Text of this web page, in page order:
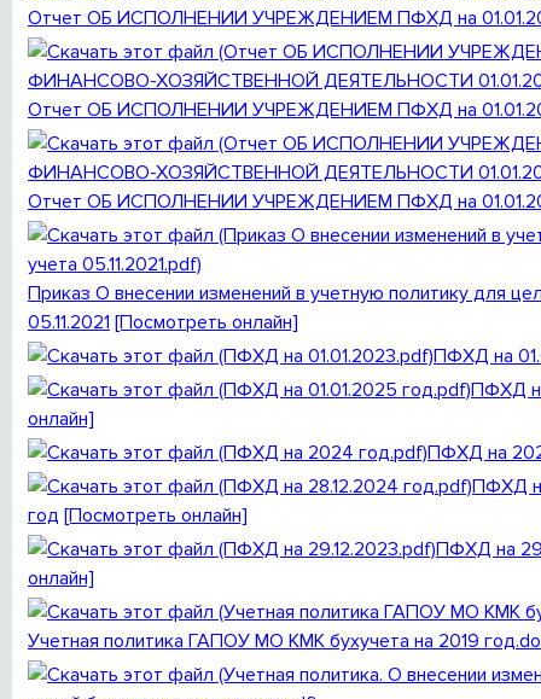
Отчет ОБ ИСПОЛНЕНИИ УЧРЕЖДЕНИЕМ ПФХД на
Отчет ОБ ИСПОЛНЕНИИ УЧРЕЖДЕНИЕМ ПФХД на
Отчет ОБ ИСПОЛНЕНИИ УЧРЕЖДЕНИЕМ ПФХД на
Приказ О внесении изменений в учетную политику для
05.11.2021 [Посмотреть онлайн]
ПФХД на
ПФХД
онлайн]
ПФХД на
ПФХД
год [Посмотреть онлайн]
ПФХД на
онлайн]
Учетная политика ГАПОУ МО КМК бухучета на 2019